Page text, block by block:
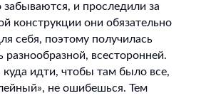
забываются, и проследили за
конструкции они обязательно
себя, поэтому получилась
разнообразной, всесторонней.
куда идти, чтобы там было все,
не ошибешься. Тем